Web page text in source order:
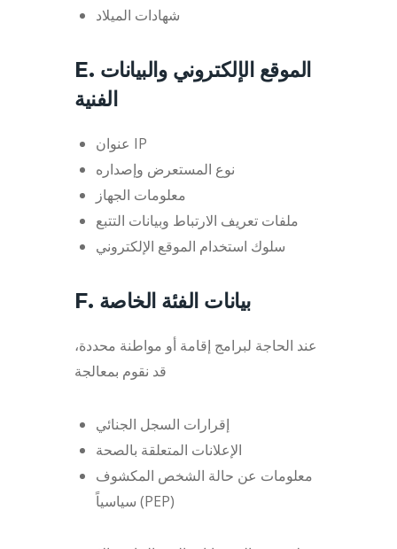
شهادات الميلاد
E. الموقع الإلكتروني والبيانات
الفنية
عنوان IP
نوع المستعرض وإصداره
معلومات الجهاز
ملفات تعريف الارتباط وبيانات التتبع
سلوك استخدام الموقع الإلكتروني
F. بيانات الفئة الخاصة
عند الحاجة لبرامج إقامة أو مواطنة محددة،
قد نقوم بمعالجة
إقرارات السجل الجنائي
الإعلانات المتعلقة بالصحة
معلومات عن حالة الشخص المكشوف
سياسياً (PEP)